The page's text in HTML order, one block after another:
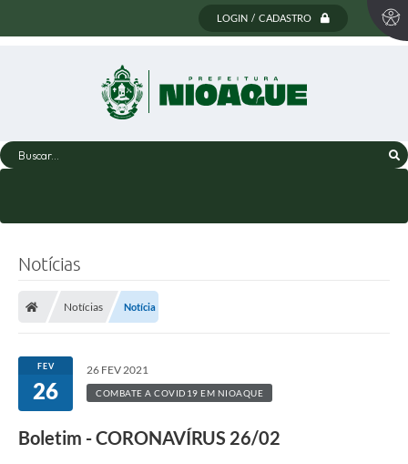
LOGIN / CADASTRO
Buscar...
Notícias
Notícias Notícia
FEV
26
26 FEV 2021
COMBATE A COVID19 EM NIOAQUE
Boletim - CORONAVÍRUS 26/02